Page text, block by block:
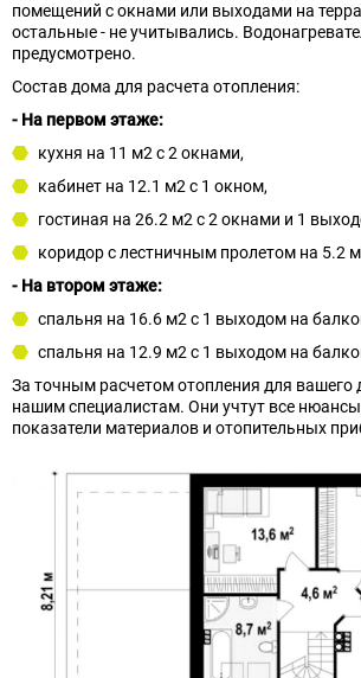
помещений с окнами или выходами на
остальные - не учитывались.
предусмотрено.
Состав дома для расчета отопления:
- На первом этаже:
кухня на 11 м2 с 2 окнами,
кабинет на 12.1 м2 с 1 окном,
гостиная на 26.2 м2 с 2 окнами и 1
коридор с лестничным пролетом на 5.2
- На втором этаже:
спальня на 16.6 м2 с 1 выходом на
спальня на 12.9 м2 с 1 выходом на
За точным расчетом отопления для вашего
нашим специалистам. Они учтут все нюансы
показатели материалов и отопительных